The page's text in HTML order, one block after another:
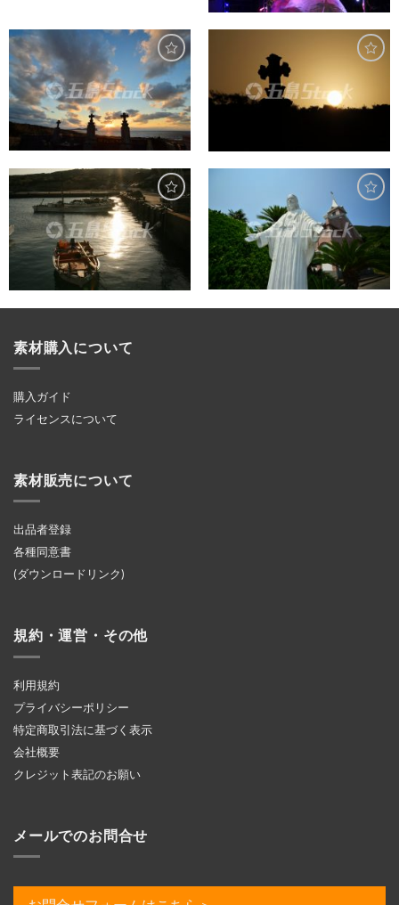
素材購入について
購入ガイド
ライセンスについて
素材販売について
出品者登録
各種同意書
(ダウンロードリンク)
規約・運営・その他
利用規約
プライバシーポリシー
特定商取引法に基づく表示
会社概要
クレジット表記のお願い
メールでのお問合せ